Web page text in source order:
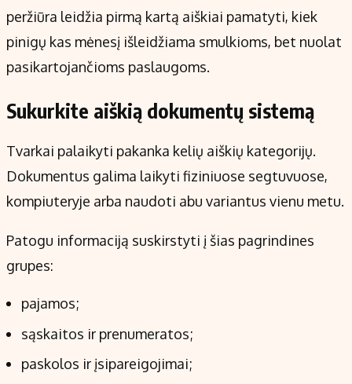
peržiūra leidžia pirmą kartą aiškiai pamatyti, kiek
pinigų kas mėnesį išleidžiama smulkioms, bet nuolat
pasikartojančioms paslaugoms.
Sukurkite aiškią dokumentų sistemą
Tvarkai palaikyti pakanka kelių aiškių kategorijų.
Dokumentus galima laikyti fiziniuose segtuvuose,
kompiuteryje arba naudoti abu variantus vienu metu.
Patogu informaciją suskirstyti į šias pagrindines
grupes:
pajamos;
sąskaitos ir prenumeratos;
paskolos ir įsipareigojimai;